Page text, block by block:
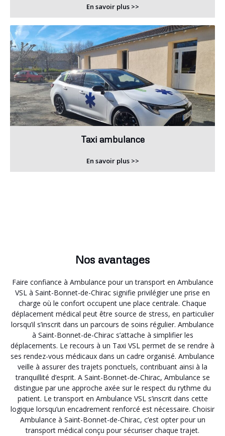
En savoir plus >>
Taxi ambulance
En savoir plus >>
Nos avantages
Faire confiance à Ambulance pour un transport en Ambulance
VSL à Saint-Bonnet-de-Chirac signifie privilégier une prise en
charge où le confort occupent une place centrale. Chaque
déplacement médical peut être source de stress, en particulier
lorsqu’il s’inscrit dans un parcours de soins régulier. Ambulance
à Saint-Bonnet-de-Chirac s’attache à simplifier les
déplacements. Le recours à un Taxi VSL permet de se rendre à
ses rendez-vous médicaux dans un cadre organisé. Ambulance
veille à assurer des trajets ponctuels, contribuant ainsi à la
tranquillité d’esprit. A Saint-Bonnet-de-Chirac, Ambulance se
distingue par une approche axée sur le respect du rythme du
patient. Le transport en Ambulance VSL s’inscrit dans cette
logique lorsqu’un encadrement renforcé est nécessaire. Choisir
Ambulance à Saint-Bonnet-de-Chirac, c’est opter pour un
transport médical conçu pour sécuriser chaque trajet.